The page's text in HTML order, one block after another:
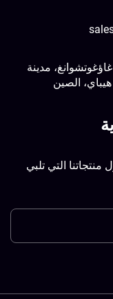
مدينة
الصين
التي تلبي